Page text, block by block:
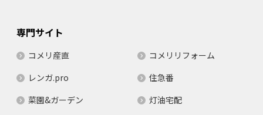
専門サイト
コメリ産直
コメリリフォーム
レンガ.pro
住急番
菜園&ガーデン
灯油宅配